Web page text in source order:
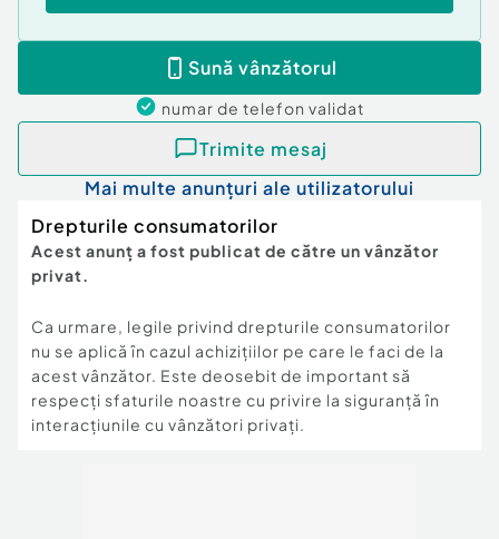
Sună vânzătorul
numar de telefon validat
Trimite mesaj
Mai multe anunțuri ale utilizatorului
Drepturile consumatorilor
Acest anunț a fost publicat de către un vânzător
privat.
Ca urmare, legile privind drepturile consumatorilor
nu se aplică în cazul achizițiilor pe care le faci de la
acest vânzător. Este deosebit de important să
respecți sfaturile noastre cu privire la siguranță în
interacțiunile cu vânzători privați.